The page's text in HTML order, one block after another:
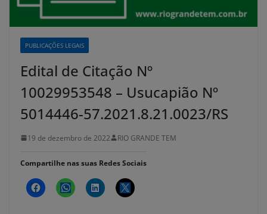
PUBLICAÇÕES LEGAIS
Edital de Citação Nº
10029953548 – Usucapião Nº
5014446-57.2021.8.21.0023/RS
19 de dezembro de 2022 RIO GRANDE TEM
Compartilhe nas suas Redes Sociais